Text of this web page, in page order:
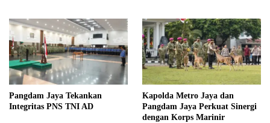
Pangdam Jaya Tekankan
Integritas PNS TNI AD
Kapolda Metro Jaya dan
Pangdam Jaya Perkuat Sinergi
dengan Korps Marinir